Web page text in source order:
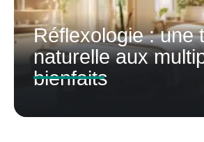
Réflexologie : une
naturelle aux
bienfaits